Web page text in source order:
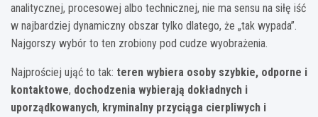
analitycznej, procesowej albo technicznej, nie ma sensu na siłę iść
w najbardziej dynamiczny obszar tylko dlatego, że „tak wypada”.
Najgorszy wybór to ten zrobiony pod cudze wyobrażenia.
Najprościej ująć to tak: teren wybiera osoby szybkie, odporne i
kontaktowe, dochodzenia wybierają dokładnych i
uporządkowanych, kryminalny przyciąga cierpliwych i